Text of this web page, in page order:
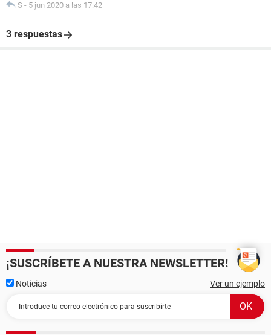
S - 5 jun 2020 a las 17:42
3 respuestas
¡SUSCRÍBETE A NUESTRA NEWSLETTER!
Noticias Ver un ejemplo